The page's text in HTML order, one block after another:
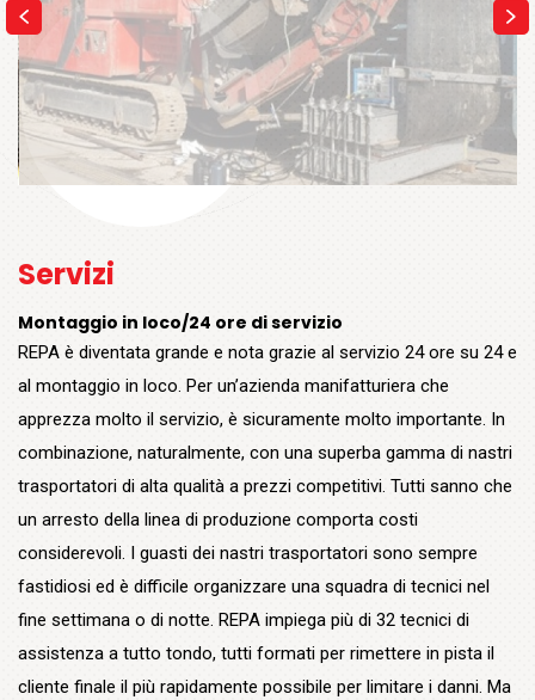
Servizi
Montaggio in loco/24 ore di servizio
REPA è diventata grande e nota grazie al servizio 24 ore su 24 e
al montaggio in loco. Per un’azienda manifatturiera che
apprezza molto il servizio, è sicuramente molto importante. In
combinazione, naturalmente, con una superba gamma di nastri
trasportatori di alta qualità a prezzi competitivi. Tutti sanno che
un arresto della linea di produzione comporta costi
considerevoli. I guasti dei nastri trasportatori sono sempre
fastidiosi ed è difficile organizzare una squadra di tecnici nel
fine settimana o di notte. REPA impiega più di 32 tecnici di
assistenza a tutto tondo, tutti formati per rimettere in pista il
cliente finale il più rapidamente possibile per limitare i danni. Ma